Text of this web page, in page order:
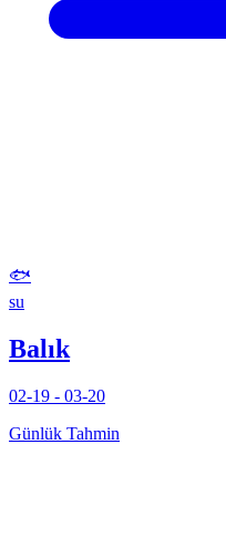
🐟
su
Balık
02-19 - 03-20
Günlük Tahmin